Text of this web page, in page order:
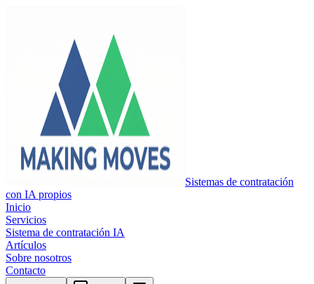
Sistemas de contratación
con IA propios
Inicio
Servicios
Sistema de contratación IA
Artículos
Sobre nosotros
Contacto